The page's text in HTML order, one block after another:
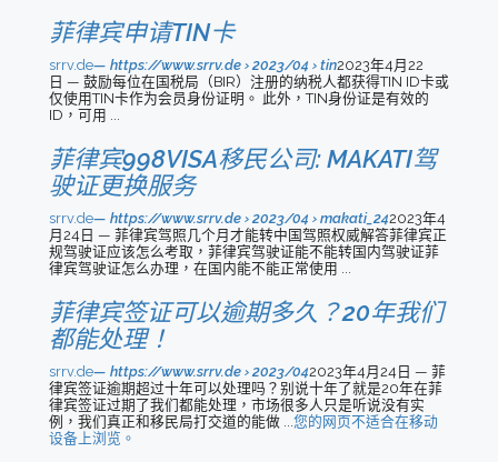
菲律宾申请TIN卡
srrv.de https://www.srrv.de › 2023/04 › tin2023年4月22
日 — 鼓励每位在国税局（BIR）注册的纳税人都获得TIN ID卡或
仅使用TIN卡作为会员身份证明。 此外，TIN身份证是有效的
ID，可用 ...
菲律宾998VISA移民公司: MAKATI驾
驶证更换服务
srrv.de https://www.srrv.de › 2023/04 › makati_242023年4
月24日 — 菲律宾驾照几个月才能转中国驾照权威解答菲律宾正
规驾驶证应该怎么考取，菲律宾驾驶证能不能转国内驾驶证菲
律宾驾驶证怎么办理，在国内能不能正常使用 ...
菲律宾签证可以逾期多久？20年我们
都能处理！
srrv.de https://www.srrv.de › 2023/042023年4月24日 — 菲
律宾签证逾期超过十年可以处理吗？别说十年了就是20年在菲
律宾签证过期了我们都能处理，市场很多人只是听说没有实
例，我们真正和移民局打交道的能做 ...您的网页不适合在移动
设备上浏览。